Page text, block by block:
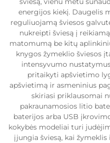
energijos kiekį. Daugelis
reguliuojamą šviesos
nukreipti šviesą į
matomumą be kitų
knygos žymeklio šviesos
intensyvumo
pritaikyti apšvietimo
apšvietimą ir asmeninius
skiriasi priklausomai
pakraunamosios litio
baterijos arba USB
kokybės modeliai turi
įjungia šviesą, kai